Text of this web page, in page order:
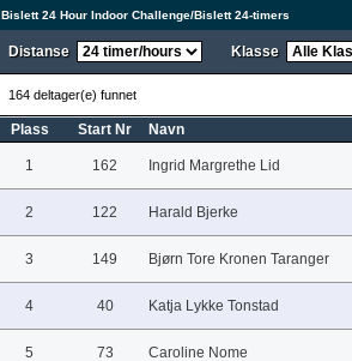
Bislett 24 Hour Indoor Challenge/Bislett 24-timers
Distanse Klasse
164 deltager(e) funnet
Plass Start Nr Navn
1 162 Ingrid Margrethe Lid
2 122 Harald Bjerke
3 149 Bjørn Tore Kronen Taranger
4 40 Katja Lykke Tonstad
5 73 Caroline Nome